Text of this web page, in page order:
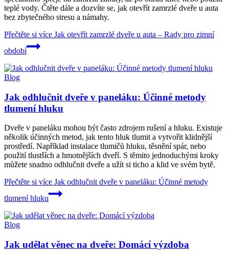
teplé vody. Čtěte dále a dozvíte se, jak otevřít zamrzlé dveře u auta
bez zbytečného stresu a námahy.
Přečtěte si více Jak otevřít zamrzlé dveře u auta – Rady pro zimní
období
Blog
Jak odhlučnit dveře v paneláku: Účinné metody
tlumení hluku
Dveře v paneláku mohou být často zdrojem rušení a hluku. Existuje
několik účinných metod, jak tento hluk tlumit a vytvořit klidnější
prostředí. Například instalace tlumičů hluku, těsnění spár, nebo
použití tlustších a hmotnějších dveří. S těmito jednoduchými kroky
můžete snadno odhlučnit dveře a užít si ticho a klid ve svém bytě.
Přečtěte si více Jak odhlučnit dveře v paneláku: Účinné metody
tlumení hluku
Blog
Jak udělat věnec na dveře: Domácí výzdoba